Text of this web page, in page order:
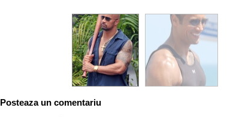
Posteaza un comentariu